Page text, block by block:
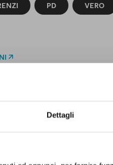
Dettagli
PD VERO